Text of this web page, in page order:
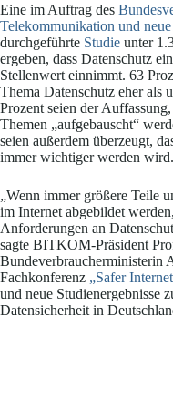
Eine im Auftrag des
Telekommunikation und
durchgeführte Studie unter
ergeben, dass Datenschutz
Stellenwert einnimmt. 63
Thema Datenschutz eher als
Prozent seien der
Themen „aufgebauscht“
seien außerdem überzeugt,
immer wichtiger werden wird.
„Wenn immer größere Teile
im Internet abgebildet
Anforderungen an
sagte BITKOM-Präsident
Bundeverbraucherministerin
Fachkonferenz „Safer
und neue Studienergebnisse
Datensicherheit in